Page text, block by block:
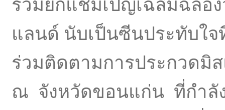
ร่วมยกแชมเปญเฉลิมฉลอ
แลนด์ นับเป็นซีนประทับใจ
ร่วมติดตามการประกวดมิ
ณ จังหวัดขอนแก่น ที่กำลั